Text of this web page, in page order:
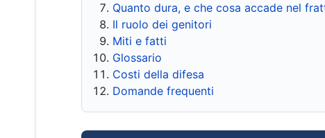
Quanto dura, e che cosa accade nel
Il ruolo dei genitori
Miti e fatti
Glossario
Costi della difesa
Domande frequenti